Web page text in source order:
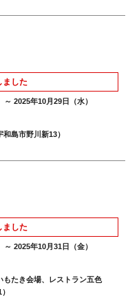
ました
2025年10月29日（水）
島市野川新13）
ました
2025年10月31日（金）
もたき会場、レストラン五色